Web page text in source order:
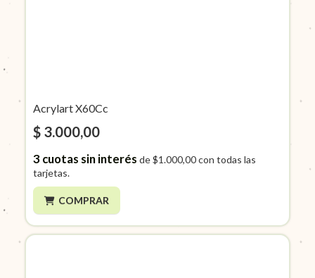
Acrylart X60Cc
$ 3.000,00
3cuotas sin interés de$1.000,00con todas las
tarjetas.
COMPRAR